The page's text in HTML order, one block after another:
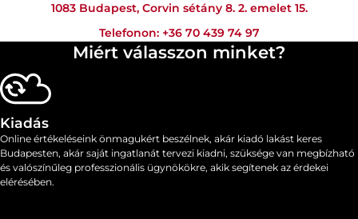
1083 Budapest, Corvin sétány 8. 2. emelet 15.
Telefonon: +36 70 439 74 97
Miért válasszon minket?
Kiadás
Online értékeléseink önmagukért beszélnek, akár kiadó lakást keres
Budapesten, akár saját ingatlanát tervezi kiadni, szüksége van megbízható
és valószínűleg professzionális ügynökökre, akik segítenek az érdekei
elérésében.